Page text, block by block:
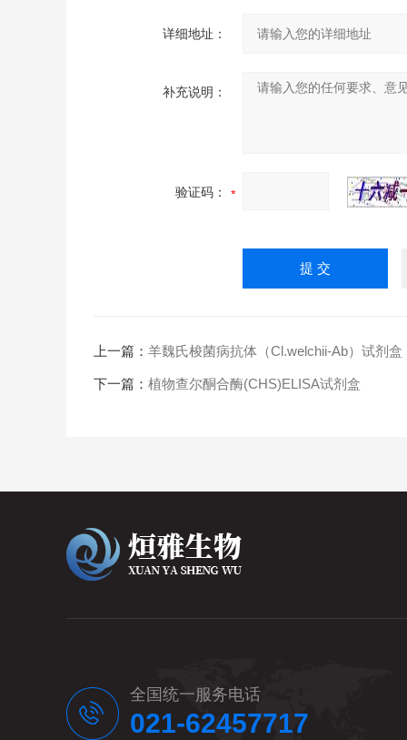
详细地址：
补充说明：
验证码：
上一篇： 羊魏氏梭菌病抗体（Cl.welchii-Ab）试剂盒
下一篇： 植物查尔酮合酶(CHS)ELISA试剂盒
全国统一服务电话
021-62457717